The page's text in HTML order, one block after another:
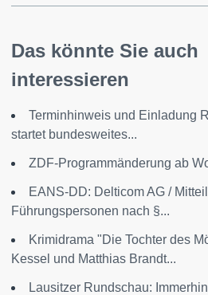
Das könnte Sie auch
interessieren
Terminhinweis und Einladung
startet bundesweites...
ZDF-Programmänderung ab
EANS-DD: Delticom AG /
Führungspersonen nach §...
Krimidrama "Die Tochter des
Kessel und Matthias Brandt...
Lausitzer Rundschau: